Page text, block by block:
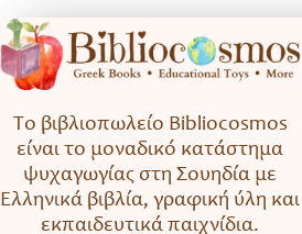
Το βιβλιοπωλείο Bibliocosmos
είναι το μοναδικό κατάστημα
ψυχαγωγίας στη Σουηδία με
Ελληνικά βιβλία, γραφική ύλη και
εκπαιδευτικά παιχνίδια.